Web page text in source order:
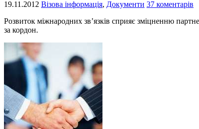
19.11.2012 Візова інформація, Документи 37 коментарів
Розвиток міжнародних зв’язків сприяє зміцненню
за кордон.